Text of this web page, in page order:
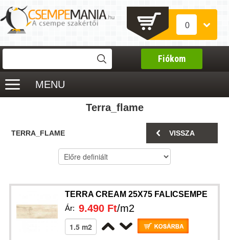
0
Fiókom
MENU
Terra_flame
TERRA_FLAME VISSZA
TERRA CREAM 25X75 FALICSEMPE
Ár:9.490 Ft/m2